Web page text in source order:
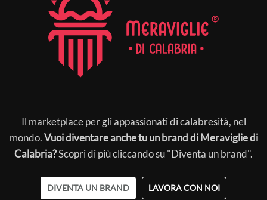
Il marketplace per gli appassionati di calabresità, nel
mondo.Vuoi diventare anche tu un brand di Meraviglie di
Calabria?Scopri di più cliccando su "Diventa un brand".
DIVENTA UN BRAND LAVORA CON NOI